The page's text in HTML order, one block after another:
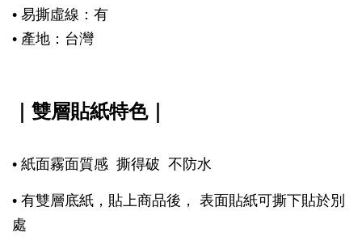
• 易撕虛線：有
• 產地：台灣
雙層貼紙特色｜
• 紙面霧面質感 撕得破 不防水
• 有雙層底紙，貼上商品後， 表面貼紙可撕下貼於別
處